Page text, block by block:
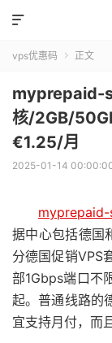

vps优惠码  正文
myprepaid-
核/2GB/
€1.25/月
2025-01-14
据中心包括德国
分德国促销VPS
部1Gbps端口不
起。普通线路的
宜支持月付，而